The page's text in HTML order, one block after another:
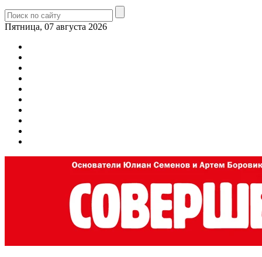
Пятница, 07 августа 2026